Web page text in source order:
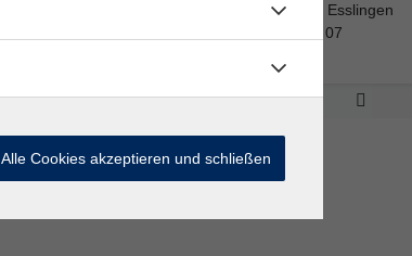
73728 Esslingen
Raum 07
Alle Cookies akzeptieren und schließen